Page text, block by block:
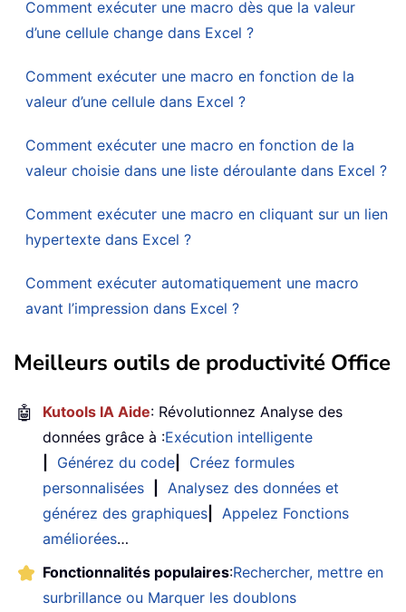
Comment exécuter une macro dès que la valeur
d’une cellule change dans Excel ?
Comment exécuter une macro en fonction de la
valeur d’une cellule dans Excel ?
Comment exécuter une macro en fonction de la
valeur choisie dans une liste déroulante dans Excel ?
Comment exécuter une macro en cliquant sur un lien
hypertexte dans Excel ?
Comment exécuter automatiquement une macro
avant l’impression dans Excel ?
Meilleurs outils de productivité Office
🤖 Kutools IA Aide: Révolutionnez Analyse des
données grâce à :Exécution intelligente
Générez du code
Créez formules
personnalisées
Analysez des données et
générez des graphiques
Appelez Fonctions
améliorées…
Fonctionnalités populaires:Rechercher, mettre en
surbrillance ou Marquer les doublons